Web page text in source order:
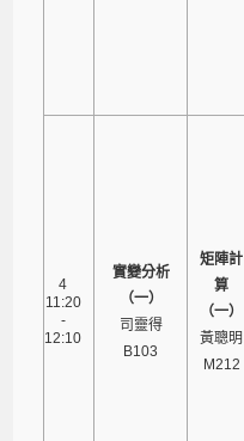
4
11:20
-
12:10
實變分析
（一）
司靈得
B103
矩陣計
算
（一）
黃聰明
M212